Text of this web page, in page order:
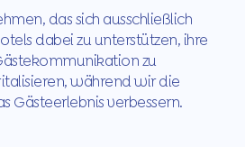
das sich ausschließlich
dabei zu unterstützen, ihre
zu
während wir die
Gästeerlebnis verbessern.